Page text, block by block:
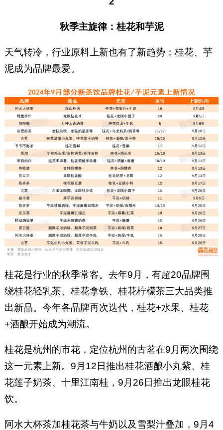
秋季主旋律：桂花和芋泥
天气转冷，行业原料上新也有了新趋势：桂花、芋
泥成为品牌最爱。
桂花是行业的秋季常客。去年9月，有超20品牌围
绕桂花轻乳茶、桂花拿铁、桂花柠檬茶三大品类推
出新品。今年各品牌再次迭代，桂花+水果、桂花
+酒酿开始成为潮流。
桂花是杭州的市花，定位杭州的古茗在9月两次围绕
这一元素上新。9月12日推出桂花酒酿小丸紫、桂
花莲子奶茶、十里江南桂，9月26日推出龙眼桂花
饮。
阿水大杯茶加桂花茶与牛奶以及雪梨汁叠加，9月4